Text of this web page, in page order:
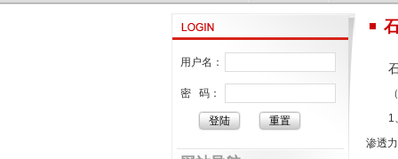
用户名：
密 码：
1
渗透